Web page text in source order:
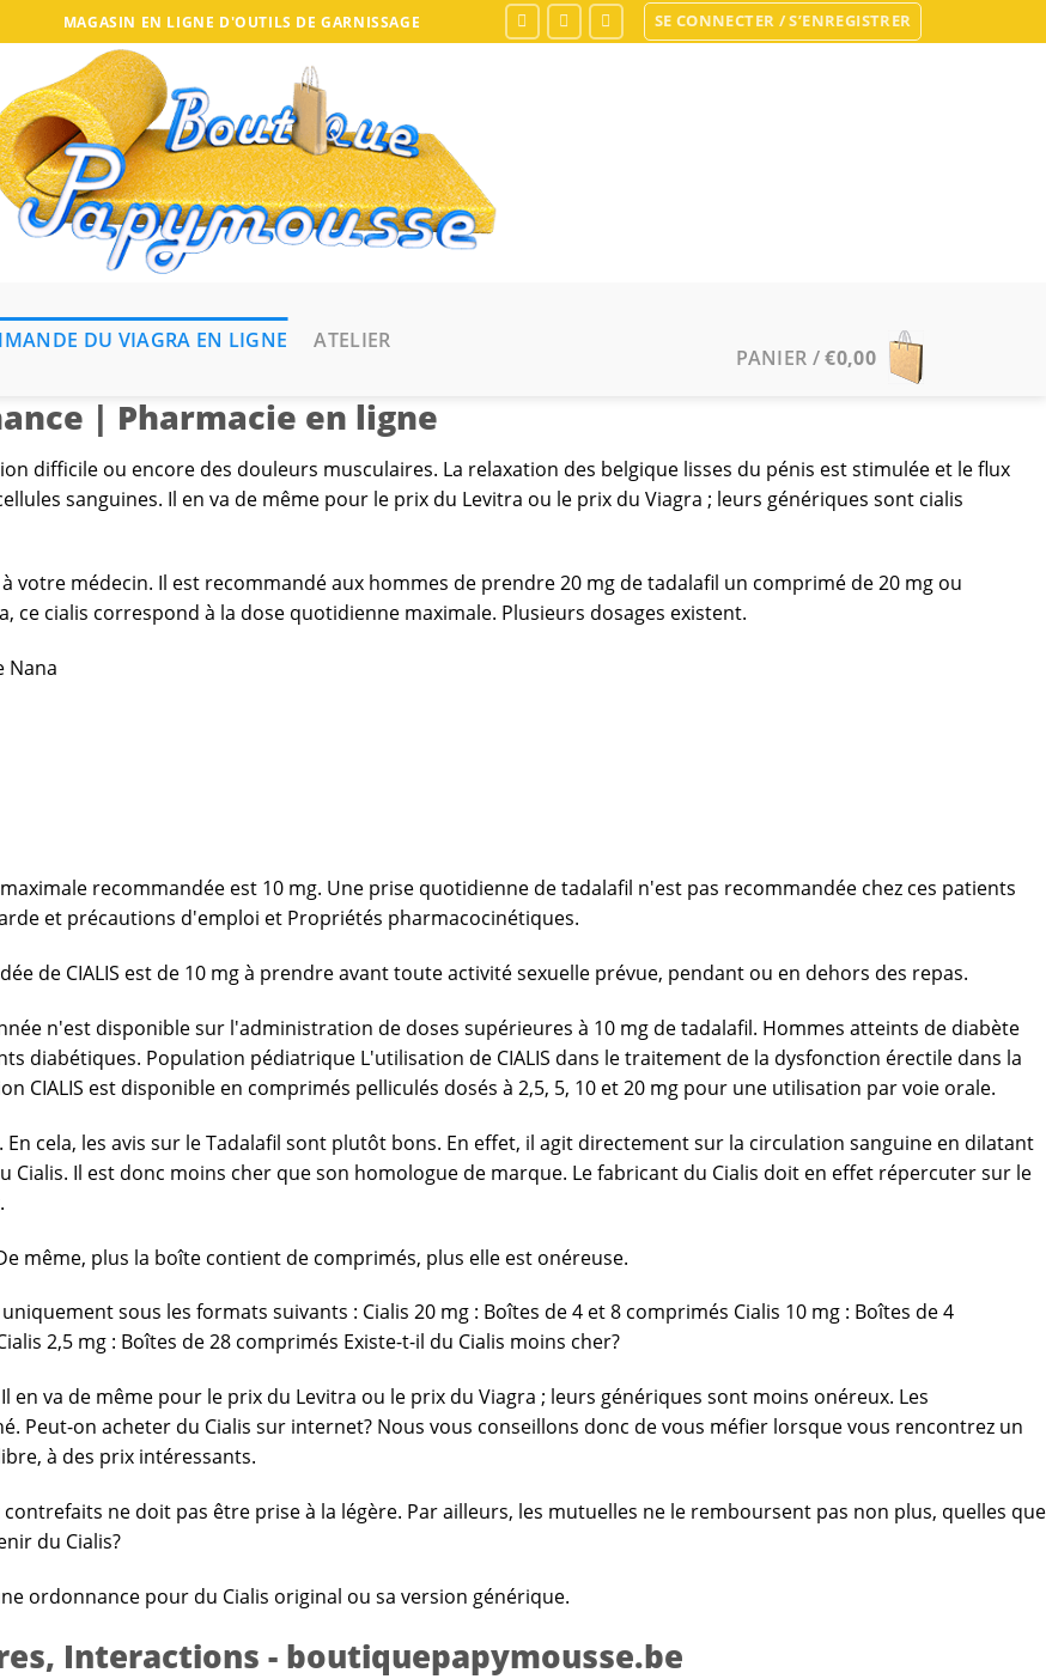
MAGASIN EN LIGNE D'OUTILS DE GARNISSAGE SE CONNECTER / S’ENREGISTRER
DU VIAGRA EN LIGNE ATELIER
PANIER /€0,00
| Pharmacie en ligne
difficile ou encore des douleurs musculaires. La relaxation des belgique lisses du pénis est stimulée et le flux
sanguines. Il en va de même pour le prix du Levitra ou le prix du Viagra ; leurs génériques sont cialis
votre médecin. Il est recommandé aux hommes de prendre 20 mg de tadalafil un comprimé de 20 mg ou
ce cialis correspond à la dose quotidienne maximale. Plusieurs dosages existent.
Nana
recommandée est 10 mg. Une prise quotidienne de tadalafil n'est pas recommandée chez ces patients
et précautions d'emploi et Propriétés pharmacocinétiques.
de CIALIS est de 10 mg à prendre avant toute activité sexuelle prévue, pendant ou en dehors des repas.
n'est disponible sur l'administration de doses supérieures à 10 mg de tadalafil. Hommes atteints de diabète
diabétiques. Population pédiatrique L'utilisation de CIALIS dans le traitement de la dysfonction érectile dans la
est disponible en comprimés pelliculés dosés à 2,5, 5, 10 et 20 mg pour une utilisation par voie orale.
cela, les avis sur le Tadalafil sont plutôt bons. En effet, il agit directement sur la circulation sanguine en dilatant
Cialis. Il est donc moins cher que son homologue de marque. Le fabricant du Cialis doit en effet répercuter sur le
même, plus la boîte contient de comprimés, plus elle est onéreuse.
sous les formats suivants : Cialis 20 mg : Boîtes de 4 et 8 comprimés Cialis 10 mg : Boîtes de 4
2,5 mg : Boîtes de 28 comprimés Existe-t-il du Cialis moins cher?
va de même pour le prix du Levitra ou le prix du Viagra ; leurs génériques sont moins onéreux. Les
Peut-on acheter du Cialis sur internet? Nous vous conseillons donc de vous méfier lorsque vous rencontrez un
à des prix intéressants.
ne doit pas être prise à la légère. Par ailleurs, les mutuelles ne le remboursent pas non plus, quelles que
du Cialis?
ordonnance pour du Cialis original ou sa version générique.
Interactions - boutiquepapymousse.be